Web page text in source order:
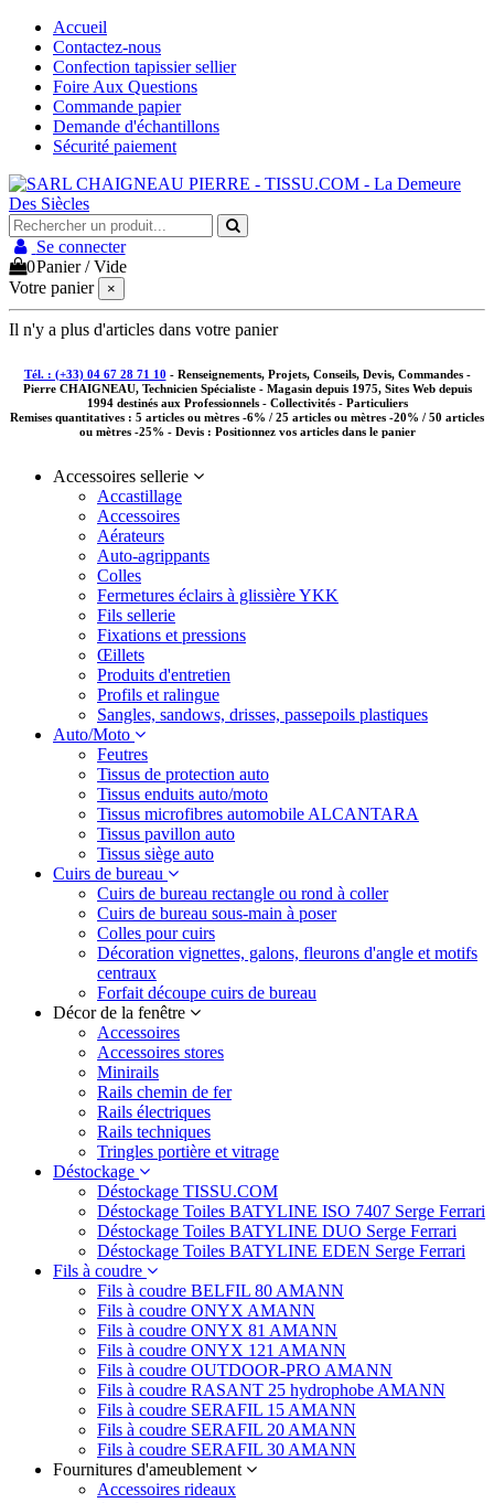
Accueil
Contactez-nous
Confection tapissier sellier
Foire Aux Questions
Commande papier
Demande d'échantillons
Sécurité paiement
Se connecter
0Panier /Vide
Votre panier
×
Il n'y a plus d'articles dans votre panier
Tél. : (+33) 04 67 28 71 10 - Renseignements, Projets, Conseils, Devis, Commandes -
Pierre CHAIGNEAU, Technicien Spécialiste - Magasin depuis 1975, Sites Web depuis
1994 destinés aux Professionnels - Collectivités - Particuliers
Remises quantitatives : 5 articles ou mètres -6% / 25 articles ou mètres -20% / 50 articles
ou mètres -25% - Devis : Positionnez vos articles dans le panier
Accessoires sellerie
Accastillage
Accessoires
Aérateurs
Auto-agrippants
Colles
Fermetures éclairs à glissière YKK
Fils sellerie
Fixations et pressions
Œillets
Produits d'entretien
Profils et ralingue
Sangles, sandows, drisses, passepoils plastiques
Auto/Moto
Feutres
Tissus de protection auto
Tissus enduits auto/moto
Tissus microfibres automobile ALCANTARA
Tissus pavillon auto
Tissus siège auto
Cuirs de bureau
Cuirs de bureau rectangle ou rond à coller
Cuirs de bureau sous-main à poser
Colles pour cuirs
Décoration vignettes, galons, fleurons d'angle et motifs
centraux
Forfait découpe cuirs de bureau
Décor de la fenêtre
Accessoires
Accessoires stores
Minirails
Rails chemin de fer
Rails électriques
Rails techniques
Tringles portière et vitrage
Déstockage
Déstockage TISSU.COM
Déstockage Toiles BATYLINE ISO 7407 Serge Ferrari
Déstockage Toiles BATYLINE DUO Serge Ferrari
Déstockage Toiles BATYLINE EDEN Serge Ferrari
Fils à coudre
Fils à coudre BELFIL 80 AMANN
Fils à coudre ONYX AMANN
Fils à coudre ONYX 81 AMANN
Fils à coudre ONYX 121 AMANN
Fils à coudre OUTDOOR-PRO AMANN
Fils à coudre RASANT 25 hydrophobe AMANN
Fils à coudre SERAFIL 15 AMANN
Fils à coudre SERAFIL 20 AMANN
Fils à coudre SERAFIL 30 AMANN
Fournitures d'ameublement
Accessoires rideaux